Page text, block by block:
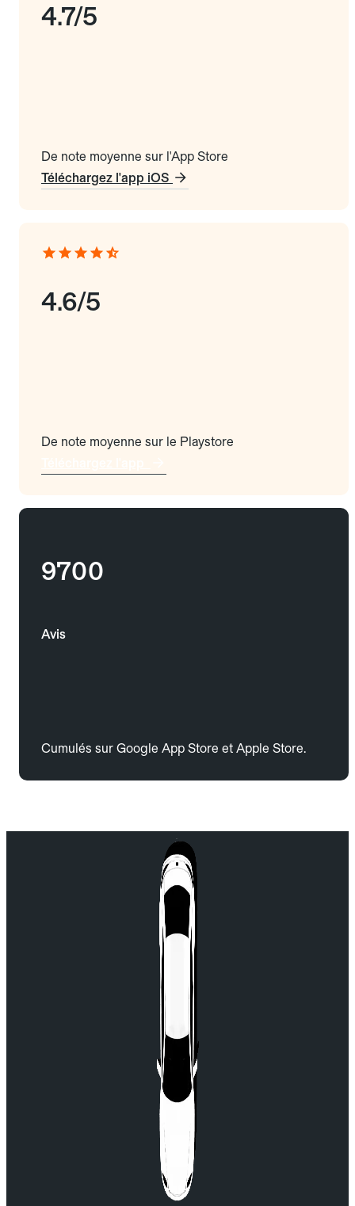
4.7/5
De note moyenne sur l'App Store
Téléchargez l'app iOS
4.6/5
De note moyenne sur le Playstore
9700
Avis
Cumulés sur Google App Store et Apple Store.